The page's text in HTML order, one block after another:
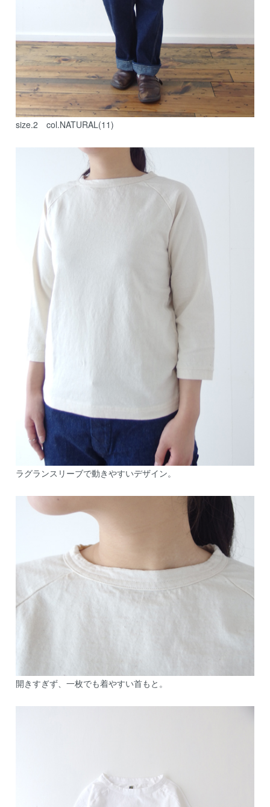
size.2 col.NATURAL(11)
ラグランスリーブで動きやすいデザイン。
開きすぎず、一枚でも着やすい首もと。